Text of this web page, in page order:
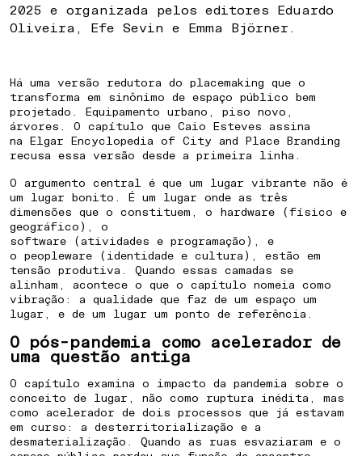
2025 e organizada pelos editores Eduardo
Oliveira, Efe Sevin e Emma Björner.
Há uma versão redutora do placemaking que o
transforma em sinônimo de espaço público bem
projetado. Equipamento urbano, piso novo,
árvores. O capítulo que Caio Esteves assina
na Elgar Encyclopedia of City and Place Branding
recusa essa versão desde a primeira linha.
O argumento central é que um lugar vibrante não é
um lugar bonito. É um lugar onde as três
dimensões que o constituem, o hardware (físico e
geográfico), o
software (atividades e programação), e
o peopleware (identidade e cultura), estão em
tensão produtiva. Quando essas camadas se
alinham, acontece o que o capítulo nomeia como
vibração: a qualidade que faz de um espaço um
lugar, e de um lugar um ponto de referência.
O pós-pandemia como acelerador de
uma questão antiga
O capítulo examina o impacto da pandemia sobre o
conceito de lugar, não como ruptura inédita, mas
como acelerador de dois processos que já estavam
em curso: a desterritorialização e a
desmaterialização. Quando as ruas esvaziaram e o